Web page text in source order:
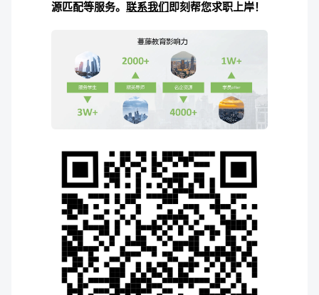
源匹配等服务。 联系我们 即刻帮您求职上岸！